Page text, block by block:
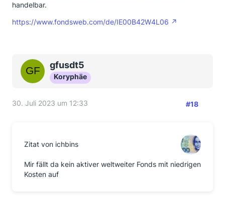
handelbar.
https://www.fondsweb.com/de/IE00B42W4L06
gfusdt5
Koryphäe
30. Juli 2023 um 12:33 #18
Zitat von ichbins
Mir fällt da kein aktiver weltweiter Fonds mit niedrigen
Kosten auf